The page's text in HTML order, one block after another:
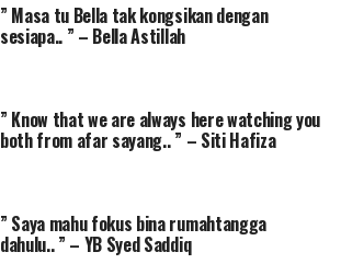
” Masa tu Bella tak kongsikan dengan
sesiapa.. ” – Bella Astillah
” Know that we are always here watching you
both from afar sayang.. ” – Siti Hafiza
” Saya mahu fokus bina rumahtangga
dahulu.. ” – YB Syed Saddiq